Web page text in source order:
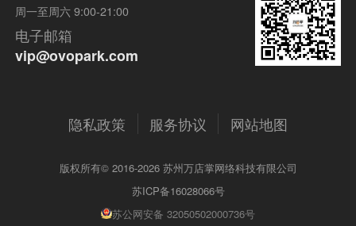
周一至周六 9:00-21:00
电子邮箱
vip@ovopark.com
隐私政策 服务协议 网站地图
版权所有© 2016-2026 苏州万店掌网络科技有限公司
苏ICP备16028066号
苏公网安备 32050502000736号